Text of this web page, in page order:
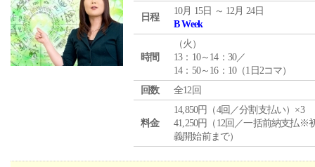
日程
10月 15日 ～ 12月 24日
B Week
時間
（火 ）
13：10～14：30／
14：50～16：10（1日2コマ）
回数
全12回
料金
14,850円（4回／分割支払い）×3
41,250円（12回／一括前納支払※
義開始前まで）